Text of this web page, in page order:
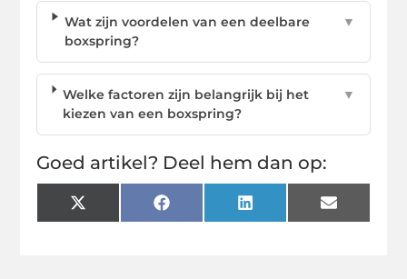
Wat zijn voordelen van een deelbare
boxspring?
▼
Welke factoren zijn belangrijk bij het
kiezen van een boxspring?
▼
Goed artikel? Deel hem dan op:
X
(Twitter)
Facebook LinkedIn Email